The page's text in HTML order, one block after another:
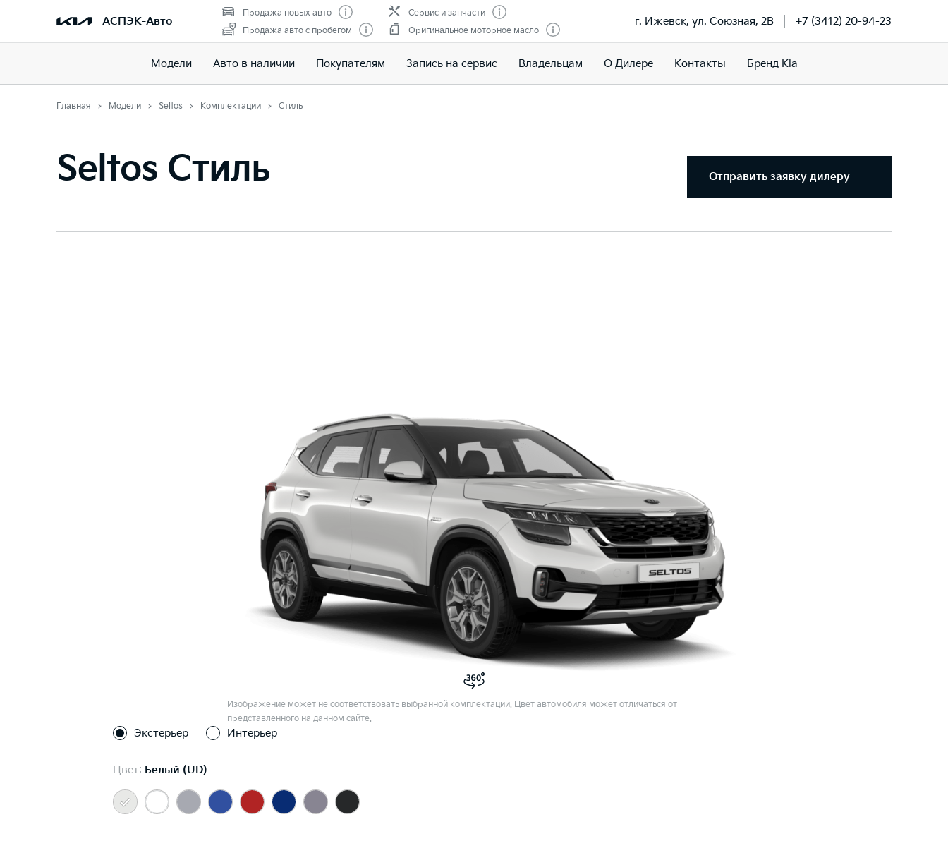
АСПЭК-Авто
Продажа новых авто
Продажа авто с пробегом
Сервис и запчасти
Оригинальное моторное масло
г. Ижевск, ул. Союзная, 2В +7 (3412) 20-94-23
Модели Авто в наличии Покупателям Запись на сервис Владельцам О Дилере Контакты Бренд Kia
Главная Модели Seltos Комплектации Стиль
Seltos Стиль Отправить заявку дилеру
Изображение может не соответствовать выбранной комплектации. Цвет автомобиля может отличаться от
представленного на данном сайте.
Экстерьер Интерьер
Цвет: Белый (UD)